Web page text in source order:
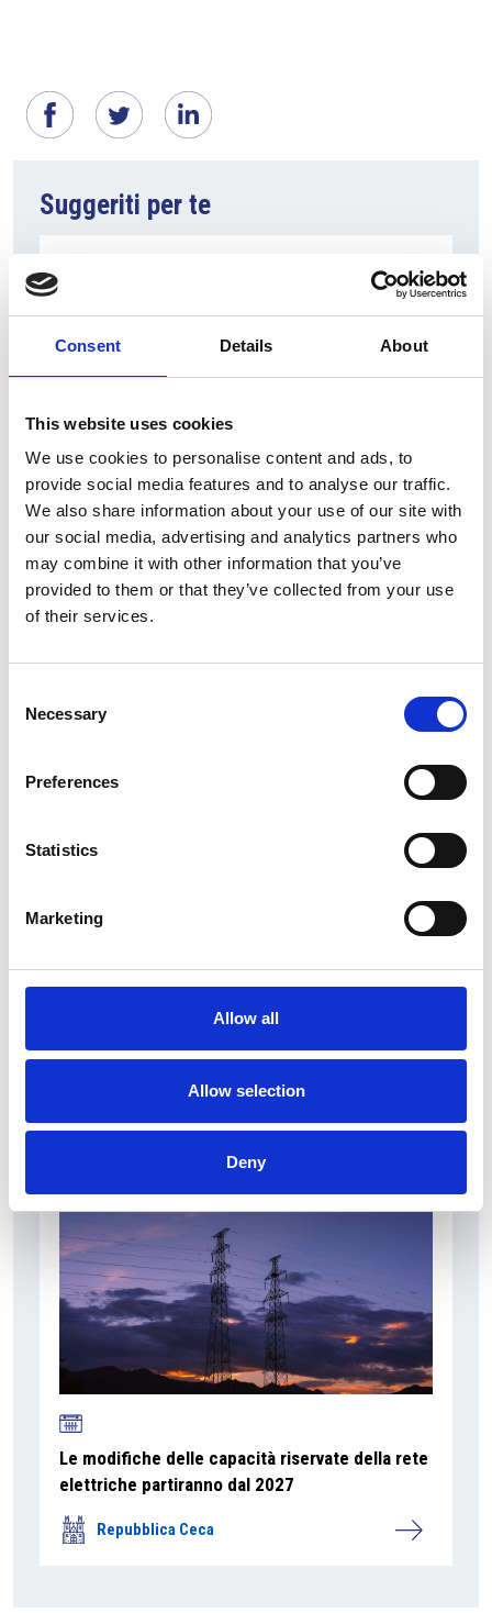
Consent Details About
This website uses cookies
We use cookies to personalise content and ads, to
provide social media features and to analyse our traffic.
We also share information about your use of our site with
our social media, advertising and analytics partners who
may combine it with other information that you’ve
provided to them or that they’ve collected from your use
of their services.
Selection
Necessary
Preferences
Statistics
Marketing
Allow all
Allow selection
Deny
Suggeriti per te
6 Agosto 2026
L’interscambio Italia – Repubblica ha superato
nel primo semestre i dieci miliardi di euro
Interviste
Repubblica Ceca
Accelera la ripresa dell’industria nel corso del
Overview Economica
Repubblica Ceca
Le modifiche delle capacità riservate della rete
elettriche partiranno dal 2027
Repubblica Ceca